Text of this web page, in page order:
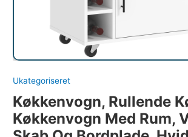
Ukategoriseret
Køkkenvogn, Rullende
Køkkenvogn Med Rum,